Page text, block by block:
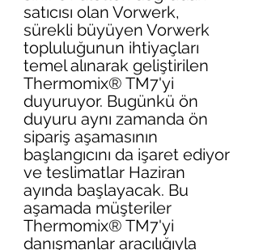
satıcısı olan Vorwerk,
sürekli büyüyen Vorwerk
topluluğunun ihtiyaçları
temel alınarak geliştirilen
Thermomix® TM7'yi
duyuruyor. Bugünkü ön
duyuru aynı zamanda ön
sipariş aşamasının
başlangıcını da işaret ediyor
ve teslimatlar Haziran
ayında başlayacak. Bu
aşamada müşteriler
Thermomix® TM7'yi
danışmanlar aracılığıyla